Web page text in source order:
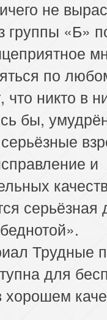
не
группы «Б»
по
что никто в
бы,
и
серьёзная
Трудные
для